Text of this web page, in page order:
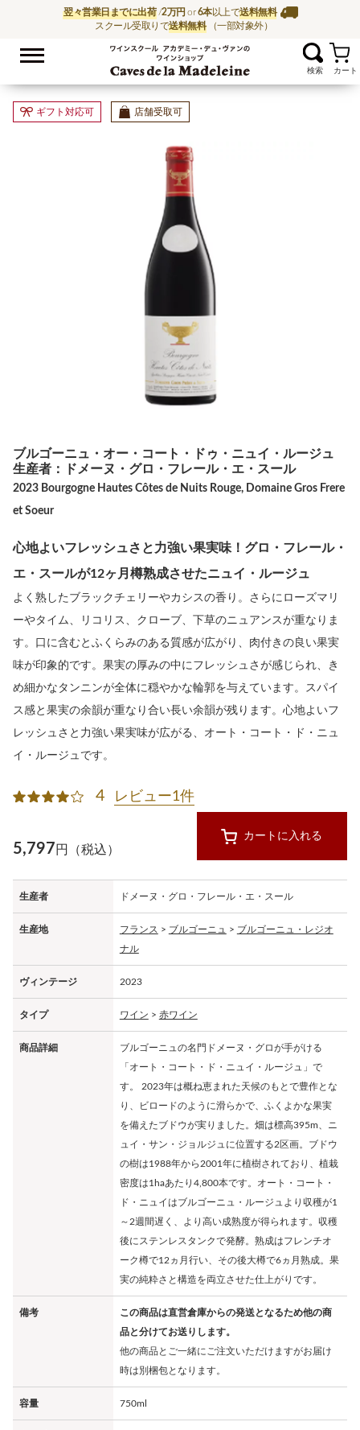
翌々営業日までに出荷/2万円 or6本以上で送料無料
スクール受取りで送料無料 （一部対象外）
ワイン通販ならワイ
お気に入
ギフト対応可 店舗受取可
ブルゴーニュ・オー・コート・ドゥ・ニュイ・ルージュ
生産者：ドメーヌ・グロ・フレール・エ・スール
2023 Bourgogne Hautes Côtes de Nuits Rouge, Domaine Gros Frere
et Soeur
心地よいフレッシュさと力強い果実味！グロ・フレール・
エ・スールが12ヶ月樽熟成させたニュイ・ルージュ
よく熟したブラックチェリーやカシスの香り。さらにローズマリ
ーやタイム、リコリス、クローブ、下草のニュアンスが重なりま
す。口に含むとふくらみのある質感が広がり、肉付きの良い果実
味が印象的です。果実の厚みの中にフレッシュさが感じられ、き
め細かなタンニンが全体に穏やかな輪郭を与えています。スパイ
ス感と果実の余韻が重なり合い長い余韻が残ります。心地よいフ
レッシュさと力強い果実味が広がる、オート・コート・ド・ニュ
イ・ルージュです。
4 レビュー1件
5,797円（税込）
カートに入れる
生産者 ドメーヌ・グロ・フレール・エ・スール
生産地 フランス > ブルゴーニュ > ブルゴーニュ・レジオ
ナル
ヴィンテージ 2023
タイプ ワイン > 赤ワイン
商品詳細
ブルゴーニュの名門ドメーヌ・グロが手がける
「オート・コート・ド・ニュイ・ルージュ」で
す。 2023年は概ね恵まれた天候のもとで豊作とな
り、ビロードのように滑らかで、ふくよかな果実
を備えたブドウが実りました。畑は標高395m、ニ
ュイ・サン・ジョルジュに位置する2区画。ブドウ
の樹は1988年から2001年に植樹されており、植栽
密度は1haあたり4,800本です。オート・コート・
ド・ニュイはブルゴーニュ・ルージュより収穫が1
～2週間遅く、より高い成熟度が得られます。収穫
後にステンレスタンクで発酵。熟成はフレンチオ
ーク樽で12ヵ月行い、その後大樽で6ヵ月熟成。果
実の純粋さと構造を両立させた仕上がりです。
備考
この商品は直営倉庫からの発送となるため他の商
品と分けてお送りします。
他の商品とご一緒にご注文いただけますがお届け
時は別梱包となります。
容量 750ml